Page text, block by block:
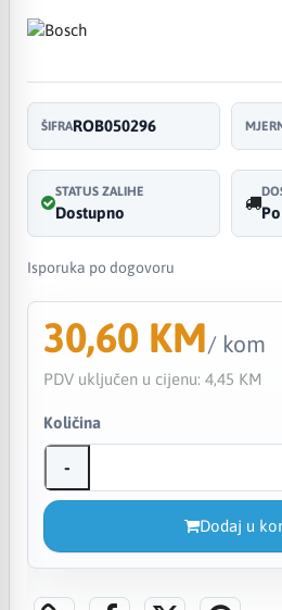
ŠIFRAROB050296
STATUS ZALIHE
Dostupno
Isporuka po dogovoru
30,60 KM/ kom
PDV uključen u cijenu: 4,45 KM
Količina
-
Dodaj u